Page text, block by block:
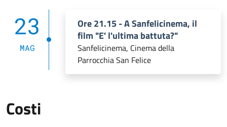
23
MAG
Ore 21.15 - A Sanfelicinema, il
film "E' l'ultima battuta?"
Sanfelicinema, Cinema della
Parrocchia San Felice
Costi